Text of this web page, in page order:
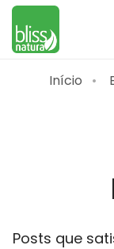
Início
Posts que